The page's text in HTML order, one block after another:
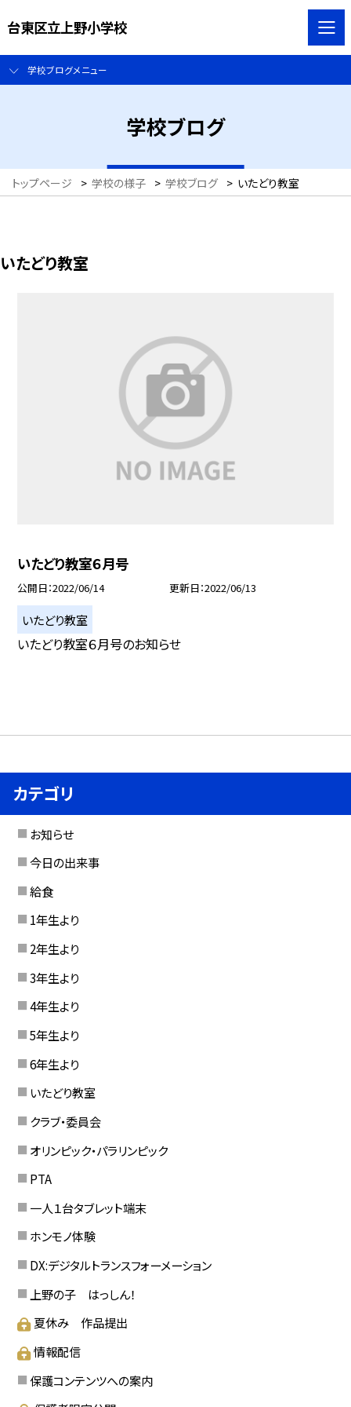
台東区立上野小学校
学校ブログメニュー
学校ブログ
トップページ > 学校の様子 > 学校ブログ > いたどり教室
いたどり教室
いたどり教室６月号
公開日 2022/06/14 更新日 2022/06/13
いたどり教室
いたどり教室６月号のお知らせ
カテゴリ
お知らせ
今日の出来事
給食
1年生より
2年生より
3年生より
4年生より
5年生より
6年生より
いたどり教室
クラブ・委員会
オリンピック・パラリンピック
PTA
一人１台タブレット端末
ホンモノ体験
DX:デジタルトランスフォーメーション
上野の子 はっしん！
夏休み 作品提出
情報配信
保護コンテンツへの案内